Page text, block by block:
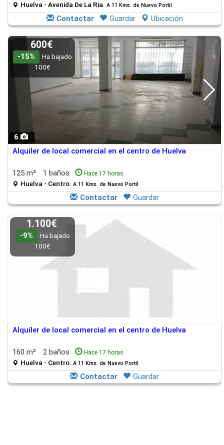
Huelva - Avenida De La Ria. A 11 Kms. de Nuevo Portil
Contactar Guardar Ubicación
6
600€
-15%
Ha bajado
100€
Alquiler de local comercial en el centro de Huelva
125 m² 1 baños Hace 17 horas
Huelva - Centro. A 11 Kms. de Nuevo Portil
Contactar Guardar
1.100€
-9%
Ha bajado
100€
Alquiler de local comercial en el centro de Huelva
160 m² 2 baños Hace 17 horas
Huelva - Centro. A 11 Kms. de Nuevo Portil
Contactar Guardar